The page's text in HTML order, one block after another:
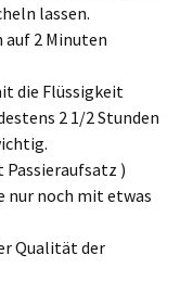
lassen.
2 Minuten
die Flüssigkeit
2 1/2 Stunden
Passieraufsatz )
nur noch mit etwas
Qualität der